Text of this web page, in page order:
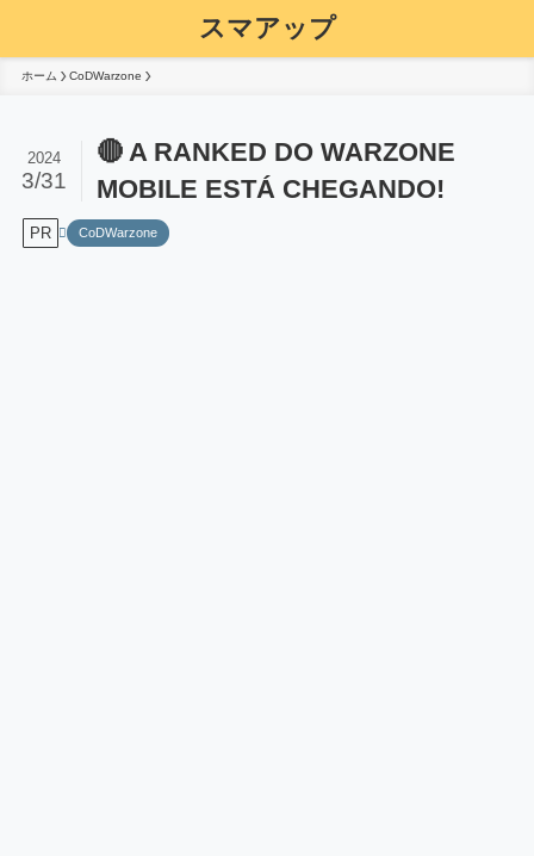
スマアップ
ホーム CoDWarzone
🔴 A RANKED DO WARZONE
MOBILE ESTÁ CHEGANDO!
2024
3/31
PR CoDWarzone